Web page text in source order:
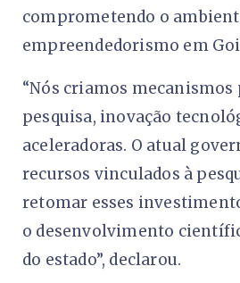
comprometendo o
empreendedorismo em
“Nós criamos
pesquisa, inovação
aceleradoras. O atual
recursos vinculados à
retomar esses
o desenvolvimento
do estado”, declarou.